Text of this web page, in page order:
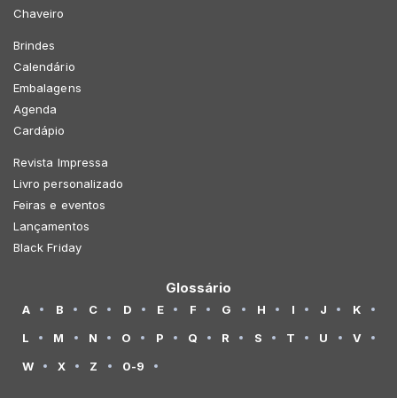
Chaveiro
Brindes
Calendário
Embalagens
Agenda
Cardápio
Revista Impressa
Livro personalizado
Feiras e eventos
Lançamentos
Black Friday
Glossário
A B C D E F G H I J
K
L
M N O P Q R S T U
V
W
X Z 0-9